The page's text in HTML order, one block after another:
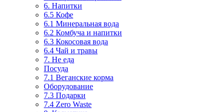
6. Напитки
6.5 Кофе
6.1 Минеральная вода
6.2 Комбуча и напитки
6.3 Кокосовая вода
6.4 Чай и травы
7. Не еда
Посуда
7.1 Веганские корма
Оборудование
7.3 Подарки
7.4 Zero Waste